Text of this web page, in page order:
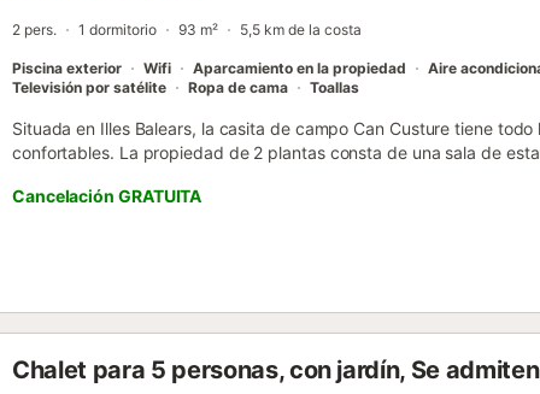
2 pers. 1 dormitorio 93 m² 5,5 km de la costa
Piscina exterior Wifi Aparcamiento en la propiedad Aire
Televisión por satélite
Ropa de cama Toallas
Situada en Illes Balears, la casita de campo Can Custure tiene
confortables. La propiedad de 2 plantas consta de una sala de
para videollamadas) con un espacio de trabajo dedicado para
playa/piscina, una televisión, aire acondicionado sólo en la
eficazmente todo el espacio. En invierno, la calefacción es por
una cuna y una trona. Esta propiedad ofrece una zona exterior
disponible en el recinto. No se permiten mascotas, fumar ni
Cancelación GRATUITA
Chalet para 5 personas, con jardín, Se